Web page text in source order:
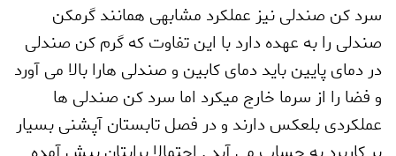
سرد کن صندلی نیز عملکرد مشابهی همانند گرمکن
صندلی را به عهده دارد با این تفاوت که گرم کن صندلی
در دمای پایین باید دمای کابین و صندلی هارا بالا می آورد
و فضا را از سرما خارج میکرد اما سرد کن صندلی ها
عملکردی بلعکس دارند و در فصل تابستان آپشنی بسیار